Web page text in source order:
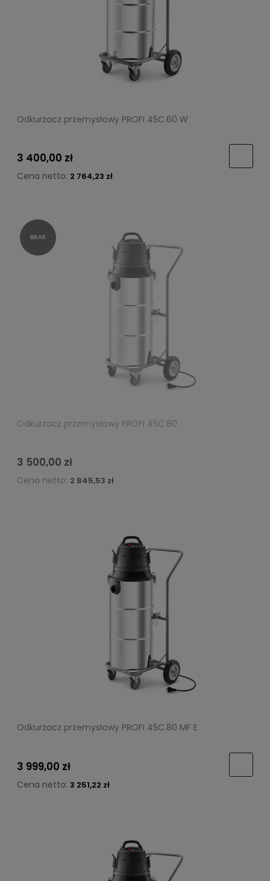
Odkurzacz przemysłowy PROFI 45C.60 W
3 400,00 zł
Cena netto: 2 764,23 zł
Odkurzacz przemysłowy PROFI 45C.80
3 500,00 zł
Cena netto: 2 845,53 zł
Odkurzacz przemysłowy PROFI 45C.80 MF E
3 999,00 zł
Cena netto: 3 251,22 zł